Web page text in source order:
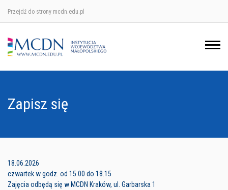
Przejdź do strony mcdn.edu.pl
Zapisz się
18.06.2026
czwartek w godz. od 15.00 do 18.15
Zajęcia odbędą się w MCDN Kraków, ul. Garbarska 1
Ośrodek w Krakowie
Ośrodek w Nowym Sączu
Ośrodek w Tarnowie